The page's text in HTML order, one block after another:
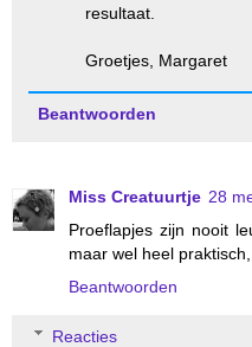
resultaat.
Groetjes, Margaret
Beantwoorden
Miss Creatuurtje 28
Proeflapjes zijn nooit
maar wel heel
Beantwoorden
Reacties